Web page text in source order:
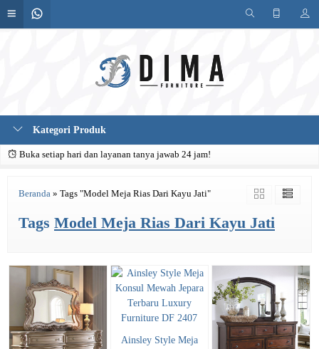
Kategori Produk
Buka setiap hari dan layanan tanya jawab 24 jam!
Beranda » Tags "Model Meja Rias Dari Kayu Jati"
Tags Model Meja Rias Dari Kayu Jati
Ainsley Style Meja